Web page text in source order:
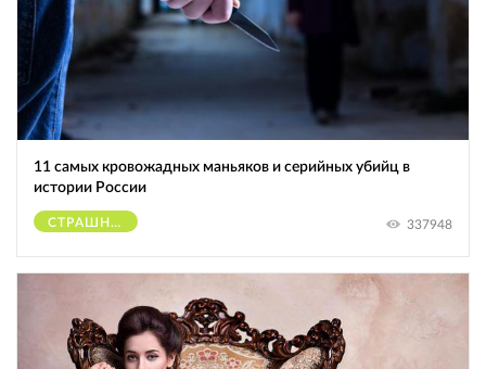
11 самых кровожадных маньяков и серийных убийц в
истории России
СТРАШНОЕ 337948